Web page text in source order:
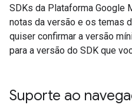
SDKs da Plataforma Google
notas da versão e os temas
quiser confirmar a versão
para a versão do SDK que
Suporte ao